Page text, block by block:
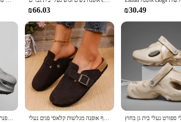
₪66.03 ₪30.49
קיץ של גברים אופנתיים חוף סנדלים עבה הבלעדית slipper עמיד למים סנדלים נגד החלקה כפכפים החלקה על החלקה רכה לא להחליק נעלי ספורט רכה נמר פקק זמש קליפות עבור נשים פקק סנדלים הפקק סנדלים חוף אופנה מגלשות קלאסי פגים נעלי baotou